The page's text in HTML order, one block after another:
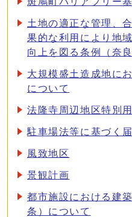
土地の適正な管理、
果的な利用により地
向上を図る条例（奈
大規模盛土造成地に
について
法隆寺周辺地区特別
駐車場法等に基づく
風致地区
景観計画
都市施設における建
条）について